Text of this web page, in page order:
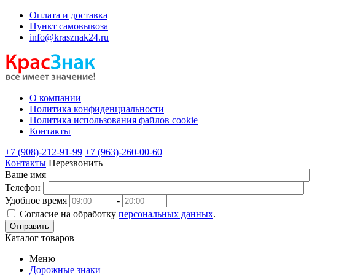
Оплата и доставка
Пункт самовывоза
info@krasznak24.ru
О компании
Политика конфиденциальности
Политика использования файлов cookie
Контакты
+7 (908)-212-91-99 +7 (963)-260-00-60
Контакты Перезвонить
Ваше имя
Телефон
Удобное время
-
Согласие на обработку персональных данных.
Отправить
Каталог товаров
Меню
Дорожные знаки